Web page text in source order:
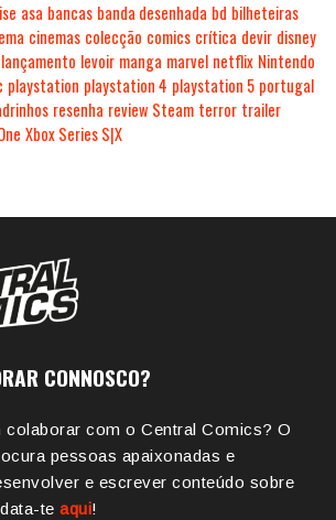
asa bancas banda desenhada bd bilheteiras
cinemas colecção comics crítica devir disney
lançamento levoir manga marvel netflix Nintendo
playstation playstation 4 playstation 5 portugal
resenha review Steam terror trailer
Xbox Series S|X
CONNOSCO?
colaborar com o Central Comics? O
pessoas apaixonadas e
e escrever conteúdo sobre
te aqui!